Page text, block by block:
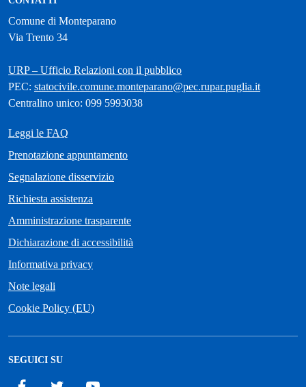
Comune di Monteparano
Via Trento 34
URP – Ufficio Relazioni con il pubblico
PEC: statocivile.comune.monteparano@pec.rupar.puglia.it
Centralino unico: 099 5993038
Leggi le FAQ
Prenotazione appuntamento
Segnalazione disservizio
Richiesta assistenza
Amministrazione trasparente
Dichiarazione di accessibilità
Informativa privacy
Note legali
Cookie Policy (EU)
SEGUICI SU